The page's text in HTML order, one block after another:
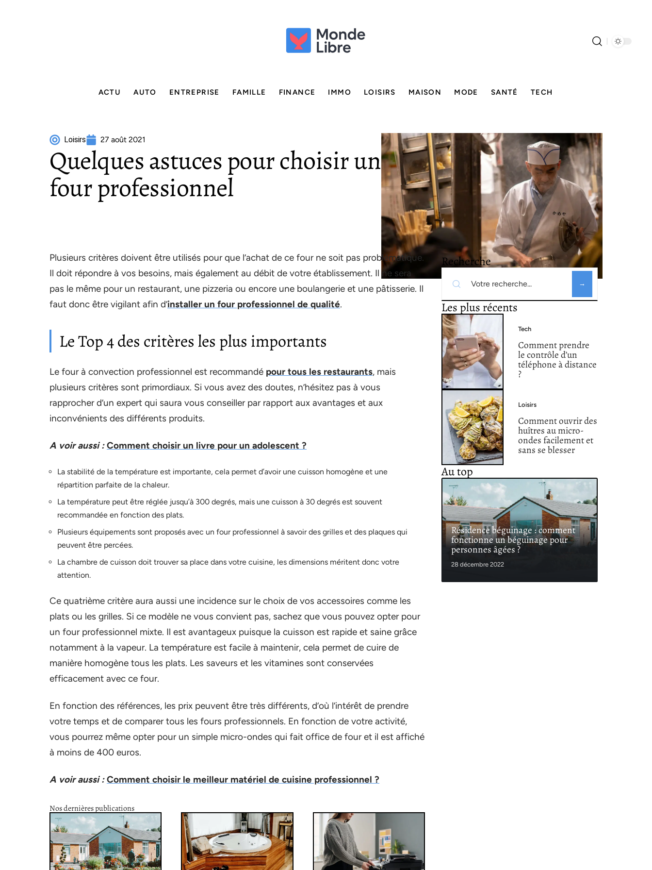
ACTU AUTO ENTREPRISE FAMILLE FINANCE IMMO LOISIRS MAISON MODE SANTÉ TECH
Loisirs 27 août 2021
Quelques astuces pour choisir un
four professionnel
Plusieurs critères doivent être utilisés pour que l’achat de ce four ne soit pas problématique.
Il doit répondre à vos besoins, mais également au débit de votre établissement. Il ne sera
pas le même pour un restaurant, une pizzeria ou encore une boulangerie et une pâtisserie. Il
faut donc être vigilant afin d’installer un four professionnel de qualité.
Le Top 4 des critères les plus importants
Le four à convection professionnel est recommandé pour tous les restaurants, mais
plusieurs critères sont primordiaux. Si vous avez des doutes, n’hésitez pas à vous
rapprocher d’un expert qui saura vous conseiller par rapport aux avantages et aux
inconvénients des différents produits.
A voir aussi : Comment choisir un livre pour un adolescent ?
La stabilité de la température est importante, cela permet d’avoir une cuisson homogène et une
répartition parfaite de la chaleur.
La température peut être réglée jusqu’à 300 degrés, mais une cuisson à 30 degrés est souvent
recommandée en fonction des plats.
Plusieurs équipements sont proposés avec un four professionnel à savoir des grilles et des plaques qui
peuvent être percées.
La chambre de cuisson doit trouver sa place dans votre cuisine, les dimensions méritent donc votre
attention.
Ce quatrième critère aura aussi une incidence sur le choix de vos accessoires comme les
plats ou les grilles. Si ce modèle ne vous convient pas, sachez que vous pouvez opter pour
un four professionnel mixte. Il est avantageux puisque la cuisson est rapide et saine grâce
notamment à la vapeur. La température est facile à maintenir, cela permet de cuire de
manière homogène tous les plats. Les saveurs et les vitamines sont conservées
efficacement avec ce four.
En fonction des références, les prix peuvent être très différents, d’où l’intérêt de prendre
votre temps et de comparer tous les fours professionnels. En fonction de votre activité,
vous pourrez même opter pour un simple micro-ondes qui fait office de four et il est affiché
à moins de 400 euros.
A voir aussi : Comment choisir le meilleur matériel de cuisine professionnel ?
Nos dernières publications
Recherche
Les plus récents
Tech
Comment prendre
le contrôle d’un
téléphone à distance
?
Loisirs
Comment ouvrir des
huîtres au micro-
ondes facilement et
sans se blesser
Au top
Résidence béguinage : comment
fonctionne un béguinage pour
personnes âgées ?
28 décembre 2022